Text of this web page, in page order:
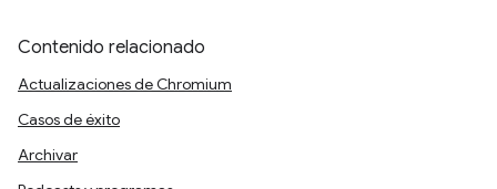
Contenido relacionado
Actualizaciones de Chromium
Casos de éxito
Archivar